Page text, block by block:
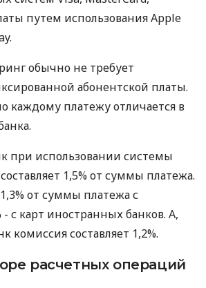
путем использования Apple
обычно не требует
абонентской платы.
каждому платежу отличается в
при использовании системы
1,5% от суммы платежа.
от суммы платежа с
с карт иностранных банков. А,
комиссия составляет 1,2%.
расчетных операций